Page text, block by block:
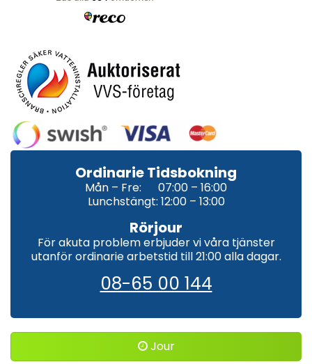
Ordinarie Tidsbokning
Mån – Fre: 07:00 – 16:00
Lunchstängt: 12:00 – 13:00
Rörjour
För akuta problem erbjuder vi våra tjänster
utanför ordinarie arbetstid till 21:00 alla dagar.
08-65 00 144
Jour